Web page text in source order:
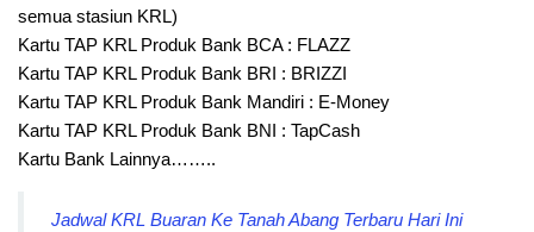
semua stasiun KRL)
Kartu TAP KRL Produk Bank BCA : FLAZZ
Kartu TAP KRL Produk Bank BRI : BRIZZI
Kartu TAP KRL Produk Bank Mandiri : E-Money
Kartu TAP KRL Produk Bank BNI : TapCash
Kartu Bank Lainnya……..
Jadwal KRL Buaran Ke Tanah Abang Terbaru Hari Ini